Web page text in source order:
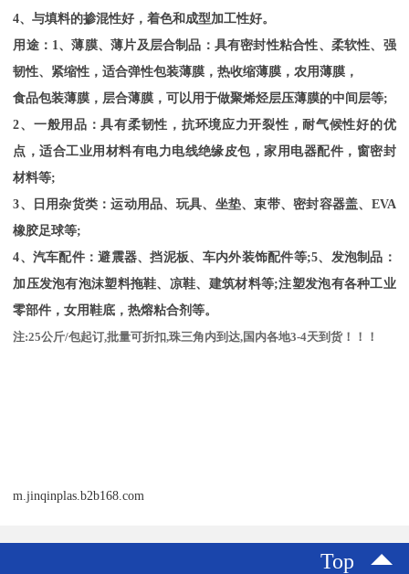
4、与填料的掺混性好，着色和成型加工性好。
用途： 1、薄膜、薄片及层合制品：具有密封性粘合性、柔软性、强
韧性、紧缩性，适合弹性包装薄膜，热收缩薄膜，农用薄膜，
食品包装薄膜，层合薄膜，可以用于做聚烯烃层压薄膜的中间层等;
2、一般用品：具有柔韧性，抗环境应力开裂性，耐气候性好的优
点，适合工业用材料有电力电线绝缘皮包，家用电器配件，窗密封
材料等;
3、日用杂货类：运动用品、玩具、坐垫、束带、密封容器盖、 EVA
橡胶足球等;
4、汽车配件：避震器、挡泥板、车内外装饰配件等;5、发泡制品：
加压发泡有泡沫塑料拖鞋、凉鞋、建筑材料等;注塑发泡有各种工业
零部件，女用鞋底，热熔粘合剂等。
注:25公斤/包起订,批量可折扣,珠三角内到达,国内各地3-4天到货！！！
m.jinqinplas.b2b168.com
Top